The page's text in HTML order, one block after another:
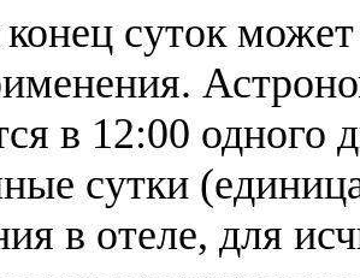
суток
в 12:00 одного
сутки
в отеле, для